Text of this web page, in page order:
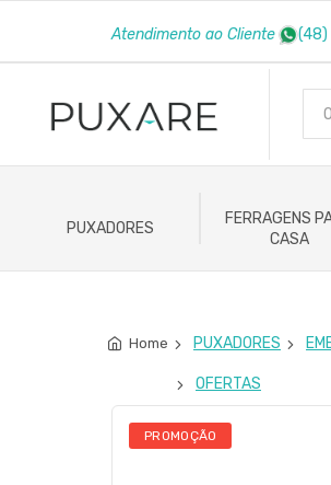
Atendimento ao Cliente (48)
PUXADORES
FERRAGENS
CASA
Home PUXADORES
OFERTAS
PROMOÇÃO